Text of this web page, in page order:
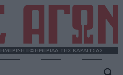
ΕΦΗΜΕΡΙΔΑ ΤΗΣ ΚΑΡΔΙΤΣΑΣ